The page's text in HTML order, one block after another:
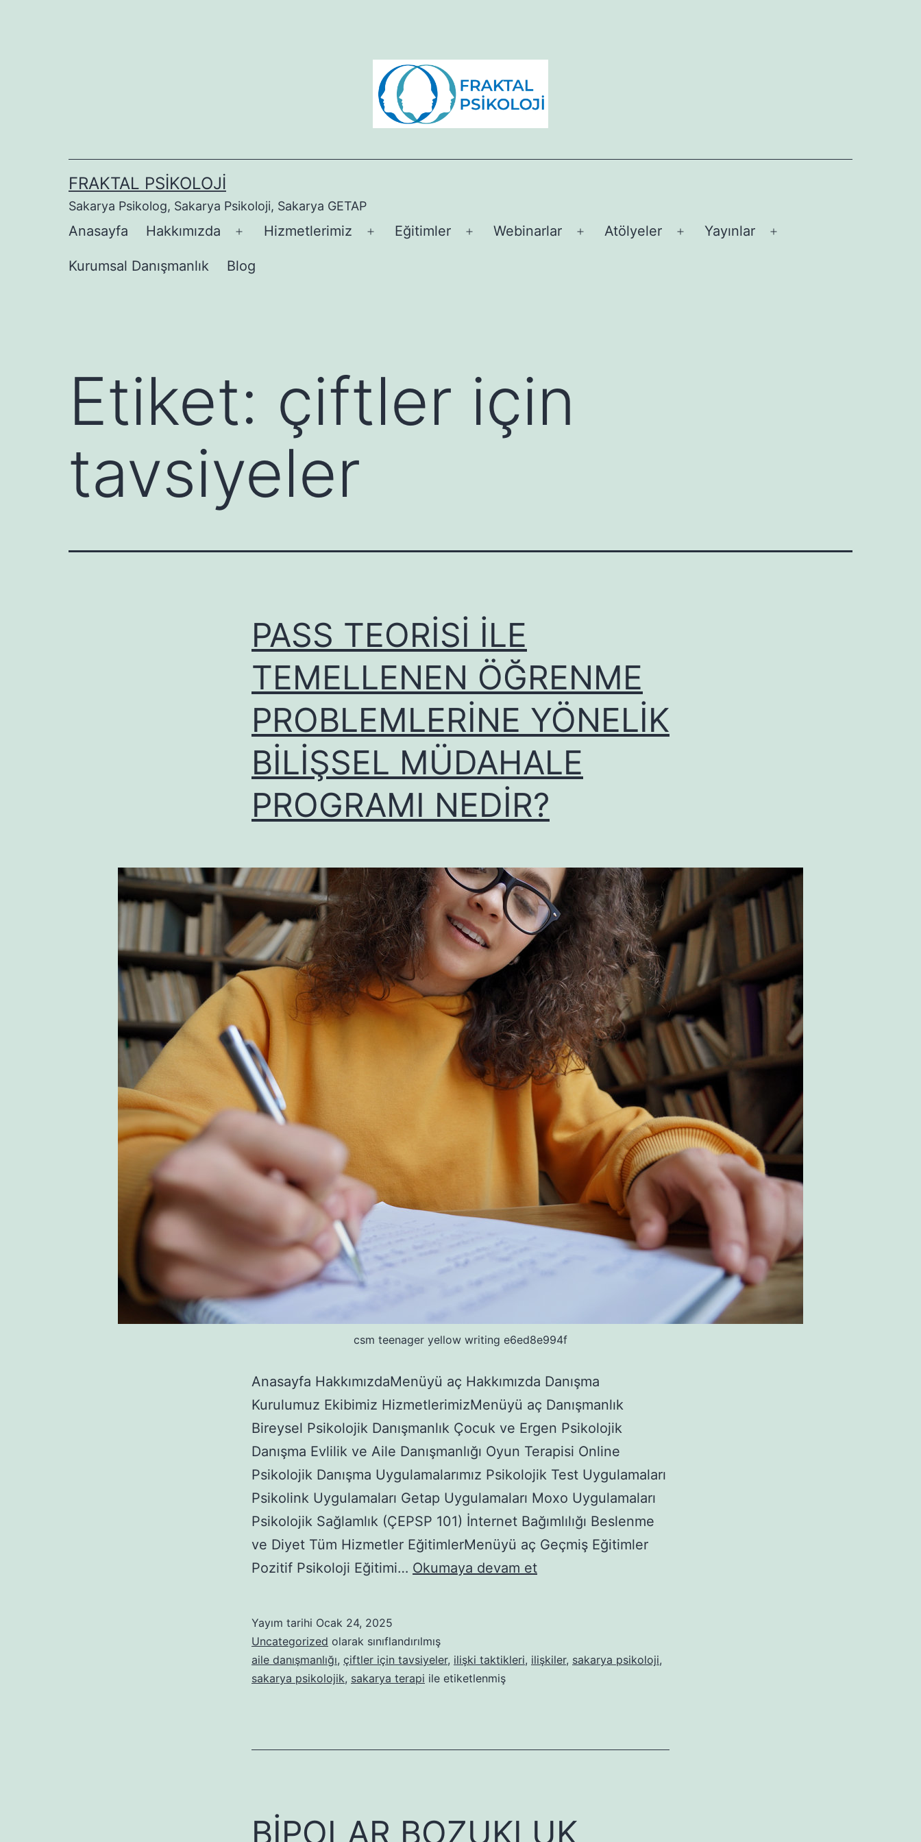
FRAKTAL PSIKOLOJI
Sakarya Psikolog, Sakarya Psikoloji, Sakarya GETAP
Anasayfa Hakkımızda
Menüyü
aç
Hizmetlerimiz
Menüyü
Eğitimler
Menüyü
Webinarlar
Menüyü
Atölyeler
Menüyü
Yayınlar
Kurumsal Danışmanlık Blog
Etiket: çiftler için
tavsiyeler
PASS TEORİSİ İLE
TEMELLENEN ÖĞRENME
PROBLEMLERİNE YÖNELİK
BİLİŞSEL MÜDAHALE
PROGRAMI NEDİR?
csm teenager yellow writing e6ed8e994f
Anasayfa HakkımızdaMenüyü aç Hakkımızda Danışma
Kurulumuz Ekibimiz HizmetlerimizMenüyü aç Danışmanlık
Bireysel Psikolojik Danışmanlık Çocuk ve Ergen Psikolojik
Danışma Evlilik ve Aile Danışmanlığı Oyun Terapisi Online
Psikolojik Danışma Uygulamalarımız Psikolojik Test Uygulamaları
Psikolink Uygulamaları Getap Uygulamaları Moxo Uygulamaları
Psikolojik Sağlamlık (ÇEPSP 101) İnternet Bağımlılığı Beslenme
ve Diyet Tüm Hizmetler EğitimlerMenüyü aç Geçmiş Eğitimler
Pozitif Psikoloji Eğitimi… Okumaya devam etPASS
ÖĞRENME
MÜDAHALE
Yayım tarihi Ocak 24, 2025
Uncategorized olarak sınıflandırılmış
aile danışmanlığı, çiftler için tavsiyeler, ilişki taktikleri, ilişkiler, sakarya psikoloji,
sakarya psikolojik, sakarya terapi ile etiketlenmiş
BİPOLAR BOZUKLUK